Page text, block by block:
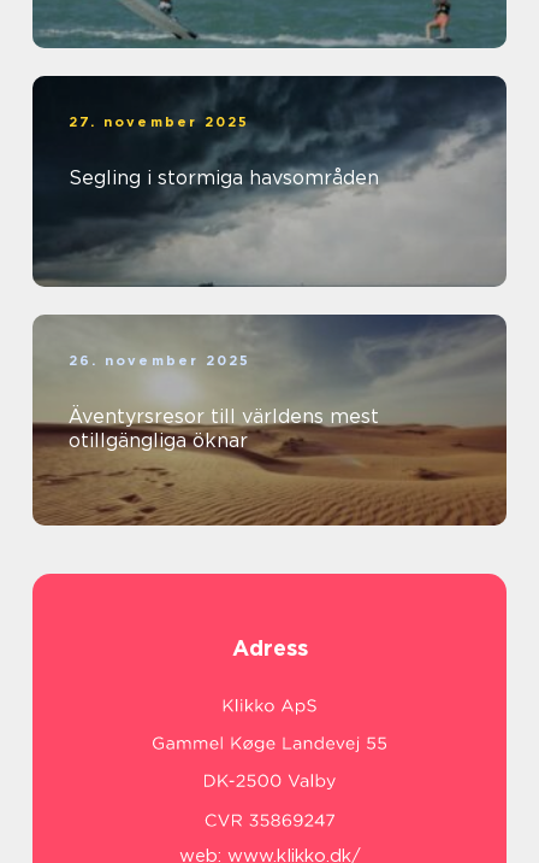
27. november 2025
Segling i stormiga havsområden
26. november 2025
Äventyrsresor till världens mest
otillgängliga öknar
Adress
web: www.klikko.dk/